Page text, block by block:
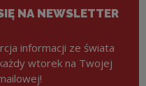
NA NEWSLETTER
informacji ze świata
wtorek na Twojej